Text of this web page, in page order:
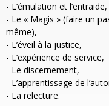
- L’émulation et l’entraide,
- Le « Magis » (faire un
même),
- L’éveil à la justice,
- L’expérience de service,
- Le discernement,
- L’apprentissage de
- La relecture.